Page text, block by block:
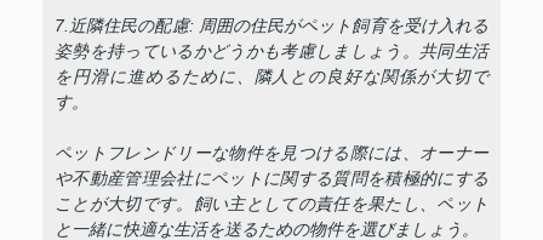
7.近隣住民の配慮: 周囲の住民がペット飼育を受け入れる
姿勢を持っているかどうかも考慮しましょう。共同生活
を円滑に進めるために、隣人との良好な関係が大切で
す。
ペットフレンドリーな物件を見つける際には、オーナー
や不動産管理会社にペットに関する質問を積極的にする
ことが大切です。飼い主としての責任を果たし、ペット
と一緒に快適な生活を送るための物件を選びましょう。